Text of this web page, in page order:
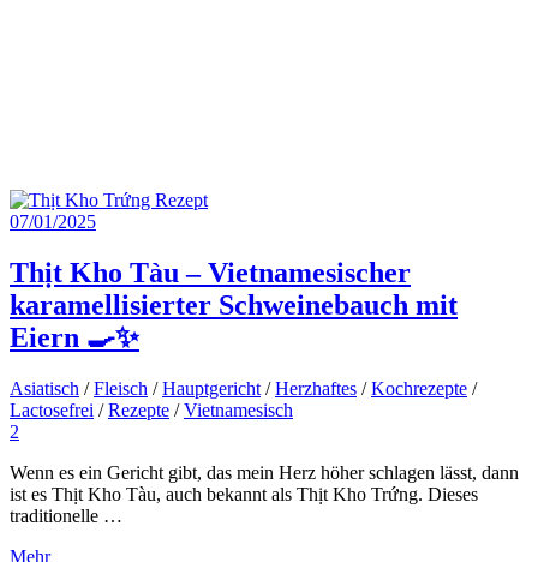
07/01/2025
Thịt Kho Tàu – Vietnamesischer
karamellisierter Schweinebauch mit
Eiern 🍳✨
Asiatisch /Fleisch /Hauptgericht /Herzhaftes /Kochrezepte /
Lactosefrei /Rezepte /Vietnamesisch
2
Wenn es ein Gericht gibt, das mein Herz höher schlagen lässt, dann
ist es Thịt Kho Tàu, auch bekannt als Thịt Kho Trứng. Dieses
traditionelle …
Mehr